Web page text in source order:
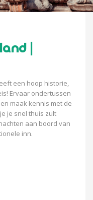
|
een hoop historie,
Ervaar ondertussen
maak kennis met de
je snel thuis zult
aan boord van
inn.